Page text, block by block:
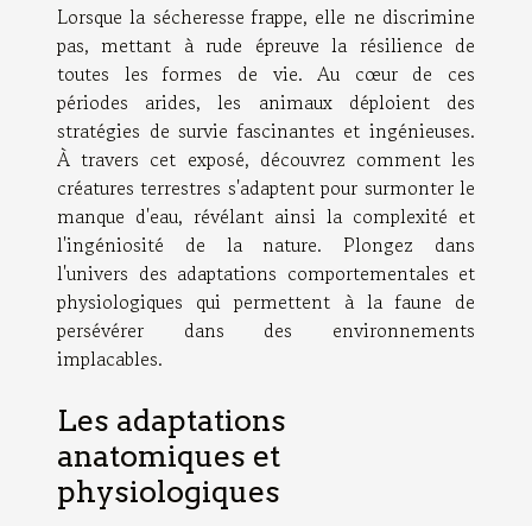
Lorsque la sécheresse frappe, elle ne discrimine
pas, mettant à rude épreuve la résilience de
toutes les formes de vie. Au cœur de ces
périodes arides, les animaux déploient des
stratégies de survie fascinantes et ingénieuses.
À travers cet exposé, découvrez comment les
créatures terrestres s'adaptent pour surmonter le
manque d'eau, révélant ainsi la complexité et
l'ingéniosité de la nature. Plongez dans
l'univers des adaptations comportementales et
physiologiques qui permettent à la faune de
persévérer dans des environnements
implacables.
Les adaptations
anatomiques et
physiologiques